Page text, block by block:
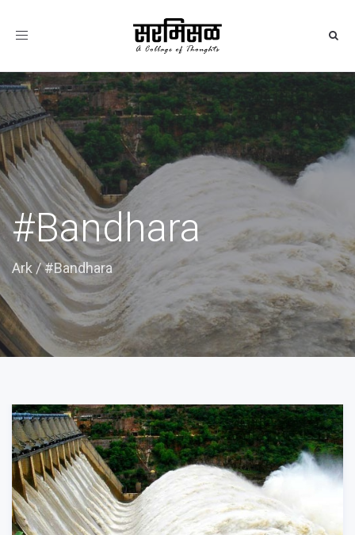
Toggle
#Bandhara
Ark /#Bandhara